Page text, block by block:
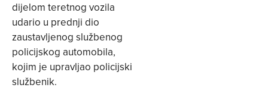
dijelom teretnog vozila
udario u prednji dio
zaustavljenog službenog
policijskog automobila,
kojim je upravljao policijski
službenik.